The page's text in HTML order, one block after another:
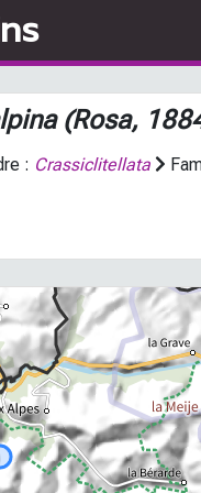
(Rosa,
: Crassiclitellata